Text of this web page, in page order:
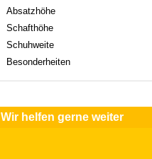
Absatzhöhe
Schafthöhe
Schuhweite
Besonderheiten
Wir helfen gerne weiter